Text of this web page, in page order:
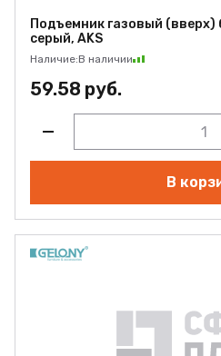
Подъемник газовый (вверх)
серый, AKS
Наличие:В наличии
59.58 руб.
В